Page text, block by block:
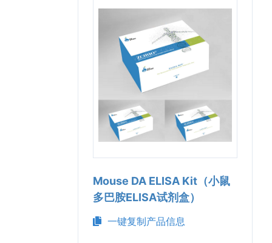
Mouse DA ELISA Kit（小鼠
多巴胺ELISA试剂盒）
一键复制产品信息